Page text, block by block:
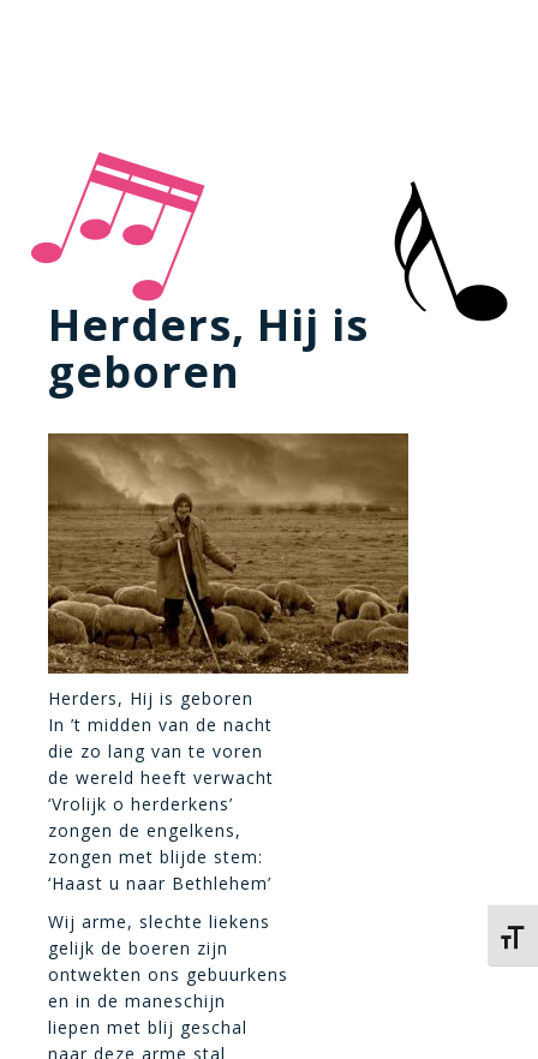
Herders, Hij is
geboren
Herders, Hij is geboren
In ’t midden van de nacht
die zo lang van te voren
de wereld heeft verwacht
‘Vrolijk o herderkens’
zongen de engelkens,
zongen met blijde stem:
‘Haast u naar Bethlehem’
Wij arme, slechte liekens
gelijk de boeren zijn
ontwekten ons gebuurkens
en in de maneschijn
liepen met blij geschal
naar deze arme stal